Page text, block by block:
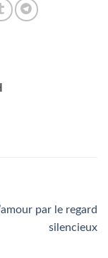
par le regard
silencieux